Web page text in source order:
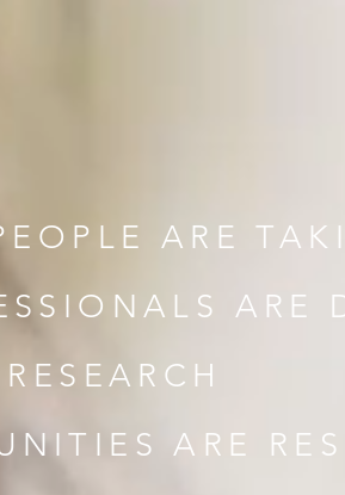
ARE
ARE
ARE